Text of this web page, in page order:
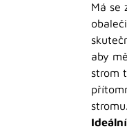
Má se
aby
strom
stromu.